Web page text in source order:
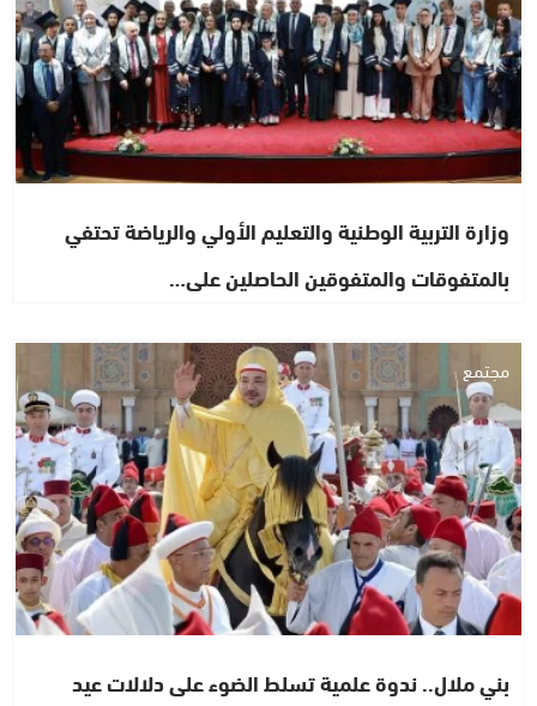
وزارة التربية الوطنية والتعليم الأولي والرياضة تحتفي
بالمتفوقات والمتفوقين الحاصلين على…
مجتمع
بني ملال.. ندوة علمية تسلط الضوء على دلالات عيد